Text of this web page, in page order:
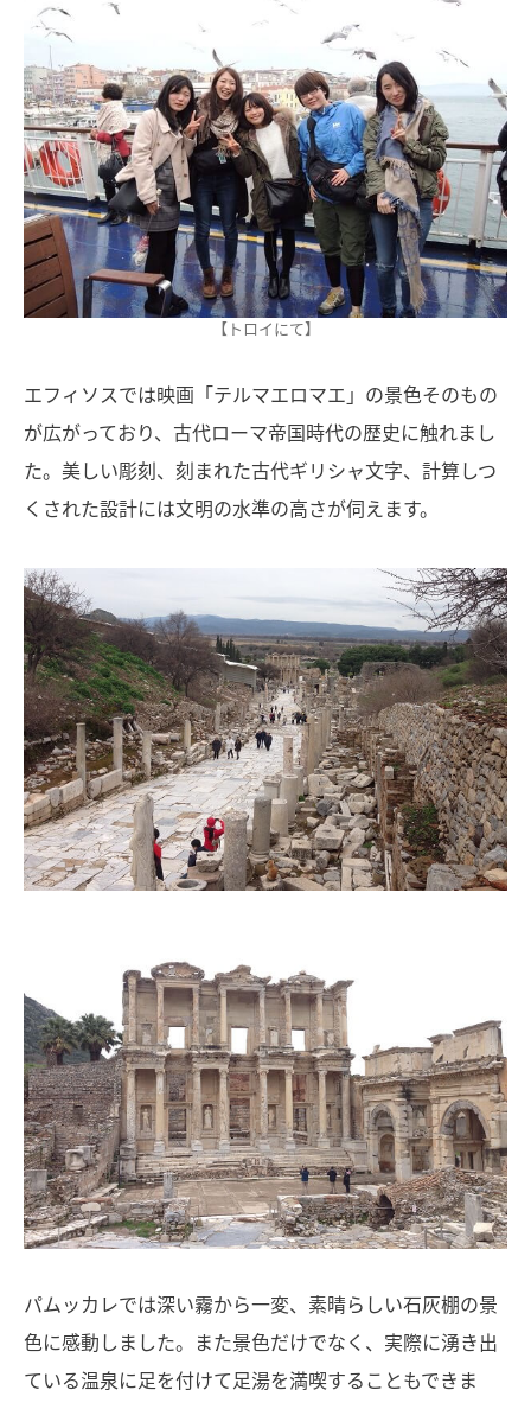
【トロイにて】
エフィソスでは映画「テルマエロマエ」の景色そのもの
が広がっており、古代ローマ帝国時代の歴史に触れまし
た。美しい彫刻、刻まれた古代ギリシャ文字、計算しつ
くされた設計には文明の水準の高さが伺えます。
パムッカレでは深い霧から一変、素晴らしい石灰棚の景
色に感動しました。また景色だけでなく、実際に湧き出
ている温泉に足を付けて足湯を満喫することもできま